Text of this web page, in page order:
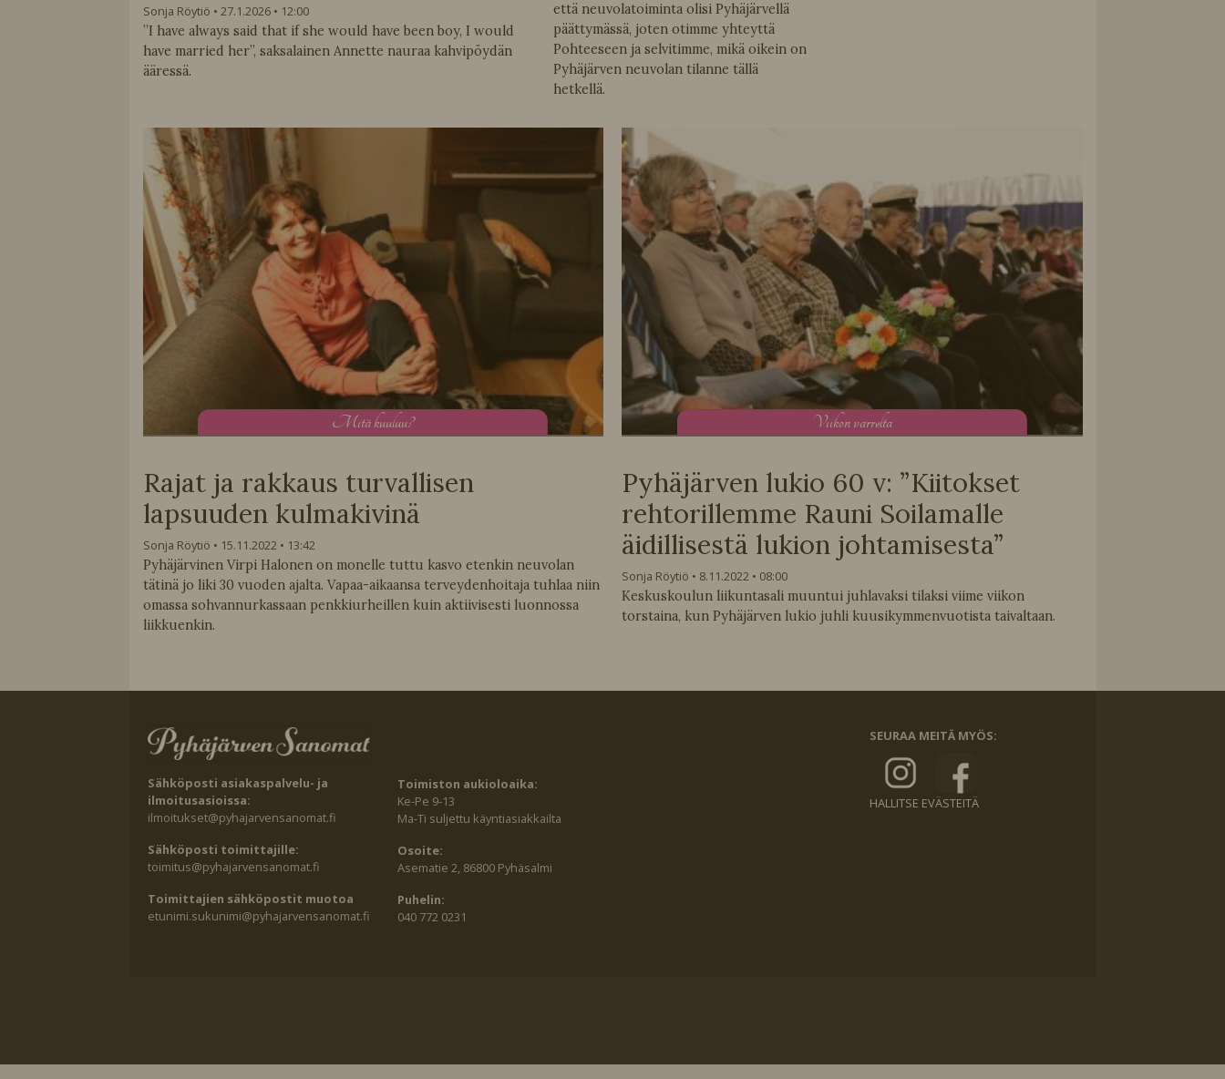
Sonja Röytiö 27.1.2026
12:00
”I have always said that if she would have been boy, I would
have married her”, saksalainen Annette nauraa kahvipöydän
ääressä.
että neuvolatoiminta olisi Pyhäjärvellä
päättymässä, joten otimme yhteyttä
Pohteeseen ja selvitimme, mikä oikein on
Pyhäjärven neuvolan tilanne tällä
hetkellä.
Mitä kuuluu?
Rajat ja rakkaus turvallisen
lapsuuden kulmakivinä
Sonja Röytiö 15.11.2022
13:42
Pyhäjärvinen Virpi Halonen on monelle tuttu kasvo etenkin neuvolan
tätinä jo liki 30 vuoden ajalta. Vapaa-aikaansa terveydenhoitaja tuhlaa niin
omassa sohvannurkassaan penkkiurheillen kuin aktiivisesti luonnossa
liikkuenkin.
Viikon varrelta
Pyhäjärven lukio 60 v: ”Kiitokset
rehtorillemme Rauni Soilamalle
äidillisestä lukion johtamisesta”
Sonja Röytiö 8.11.2022
08:00
Keskuskoulun liikuntasali muuntui juhlavaksi tilaksi viime viikon
torstaina, kun Pyhäjärven lukio juhli kuusikymmenvuotista taivaltaan.
Sähköposti asiakaspalvelu- ja
ilmoitusasioissa:
ilmoitukset@pyhajarvensanomat.fi
Sähköposti toimittajille:
toimitus@pyhajarvensanomat.fi
Toimittajien sähköpostit muotoa
etunimi.sukunimi@pyhajarvensanomat.fi
Toimiston aukioloaika:
Ke-Pe 9-13
Ma-Ti suljettu käyntiasiakkailta
Osoite:
Asematie 2, 86800 Pyhäsalmi
Puhelin:
040 772 0231
SEURAA MEITÄ MYÖS:
HALLITSE EVÄSTEITÄ